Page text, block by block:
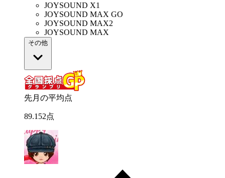
JOYSOUND X1
JOYSOUND MAX GO
JOYSOUND MAX2
JOYSOUND MAX
その他
先月の平均点
89.152点